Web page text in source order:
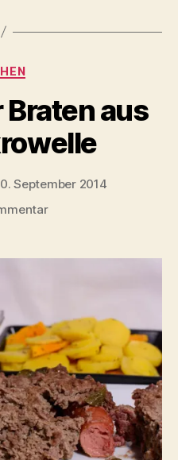
Kategorien
aus
September 2014
zu
aus